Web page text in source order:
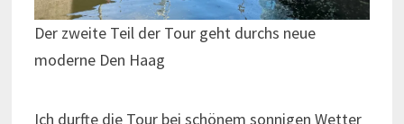
Der zweite Teil der Tour geht durchs neue
moderne Den Haag
Ich durfte die Tour bei schönem sonnigen Wetter